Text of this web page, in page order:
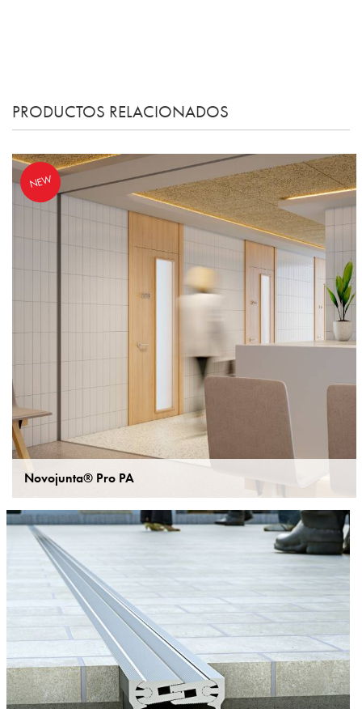
PRODUCTOS RELACIONADOS
Novojunta® Pro PA
NEW